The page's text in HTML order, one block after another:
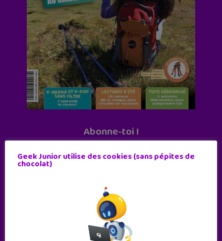
Abonne-toi !
Geek Junior utilise des cookies (sans pépites de
chocolat)